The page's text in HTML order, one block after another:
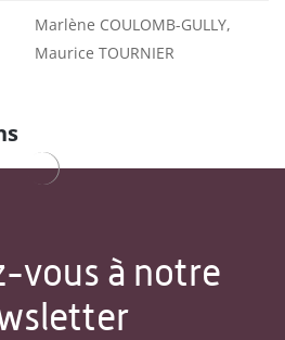
Marlène COULOMB-GULLY,
Maurice TOURNIER
vous à notre